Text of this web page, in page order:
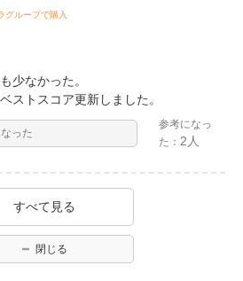
グループで購入
少なかった。
ストスコア更新しました。
った
参考になっ
た： 2人
すべて見る
閉じる